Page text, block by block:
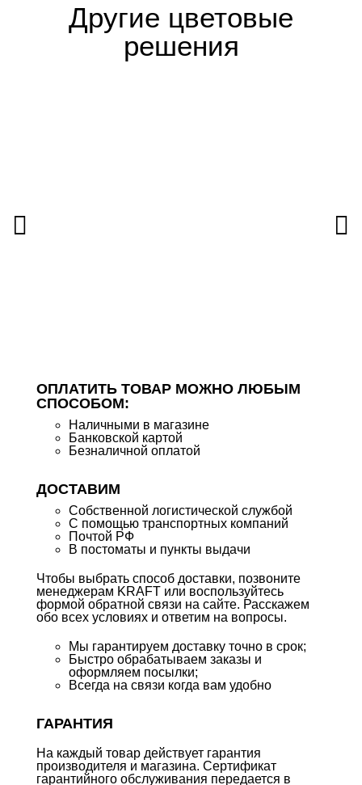
Другие цветовые
решения
ОПЛАТИТЬ ТОВАР МОЖНО ЛЮБЫМ
СПОСОБОМ:
Наличными в магазине
Банковской картой
Безналичной оплатой
ДОСТАВИМ
Собственной логистической службой
С помощью транспортных компаний
Почтой РФ
В постоматы и пункты выдачи
Чтобы выбрать способ доставки, позвоните
менеджерам KRAFT или воспользуйтесь
формой обратной связи на сайте. Расскажем
обо всех условиях и ответим на вопросы.
Мы гарантируем доставку точно в срок;
Быстро обрабатываем заказы и
оформляем посылки;
Всегда на связи когда вам удобно
ГАРАНТИЯ
На каждый товар действует гарантия
производителя и магазина. Сертификат
гарантийного обслуживания передается в